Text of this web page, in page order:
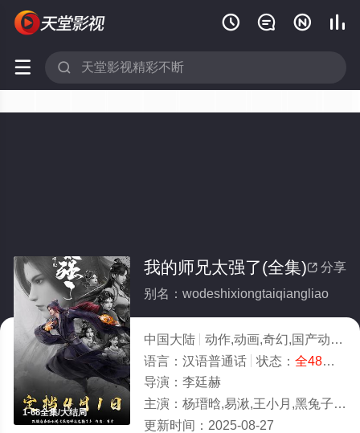
   
 
1-68全集/大结局
 分享
我的师兄太强了(全集)
别名：wodeshixiongtaiqiangliao
中国大陆 动作,动画,奇幻,国产动漫
语言： 汉语普通话 状态： 全48集
导演： 李廷赫
主演： 杨瑨晗,易湫,王小月,黑兔子,李翰林,周一晴,姜子翰,张文婕,家明,沈话桑,孙熹鹤,薄棠,闫子蔚,胡正健
更新时间： 2025-08-27